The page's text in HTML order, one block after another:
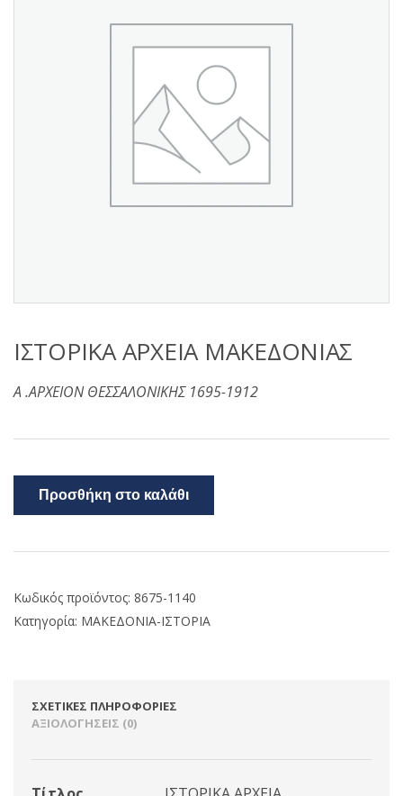
ΙΣΤΟΡΙΚΑ ΑΡΧΕΙΑ ΜΑΚΕΔΟΝΙΑΣ
Α .ΑΡΧΕΙΟΝ ΘΕΣΣΑΛΟΝΙΚΗΣ 1695-1912
Προσθήκη στο καλάθι
Κωδικός προϊόντος: 8675-1140
Κατηγορία: ΜΑΚΕΔΟΝΙΑ-ΙΣΤΟΡΙΑ
ΣΧΕΤΙΚΈΣ ΠΛΗΡΟΦΟΡΊΕΣ
ΑΞΙΟΛΟΓΉΣΕΙΣ (0)